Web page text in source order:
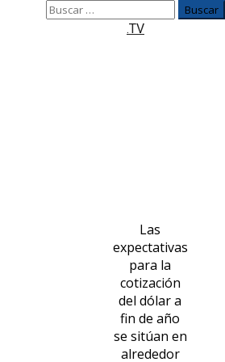
Buscar:
.TV
Las
expectativas
para la
cotización
del dólar a
fin de año
se sitúan en
alrededor